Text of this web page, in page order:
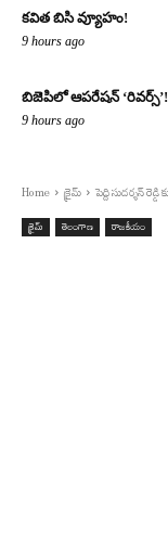
కవిత బిసి వ్యూహం!
9 hours ago
బిజెపిలో ఆపరేషన్ ‘రివర్స్’!
9 hours ago